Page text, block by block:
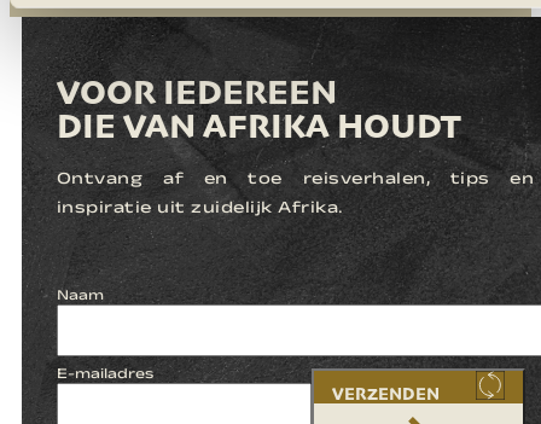
VOOR IEDEREEN
DIE VAN AFRIKA HOUDT
Ontvang af en toe reisverhalen, tips en
inspiratie uit zuidelijk Afrika.
Naam
E-mailadres
VERZENDEN